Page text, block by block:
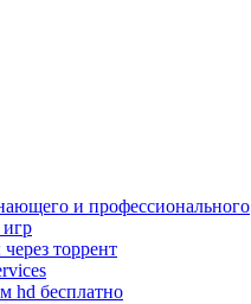
и профессионального
игр
торрент
hd бесплатно